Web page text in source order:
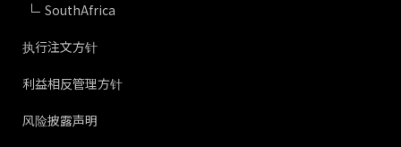
SouthAfrica
执行注文方针
利益相反管理方针
风险披露声明